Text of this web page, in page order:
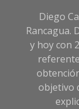
Diego
Rancagua.
y hoy con
objetivo